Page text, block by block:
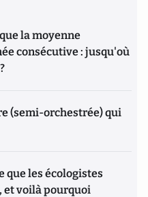
la moyenne
consécutive : jusqu'où
(semi-orchestrée) qui
que les écologistes
et voilà pourquoi